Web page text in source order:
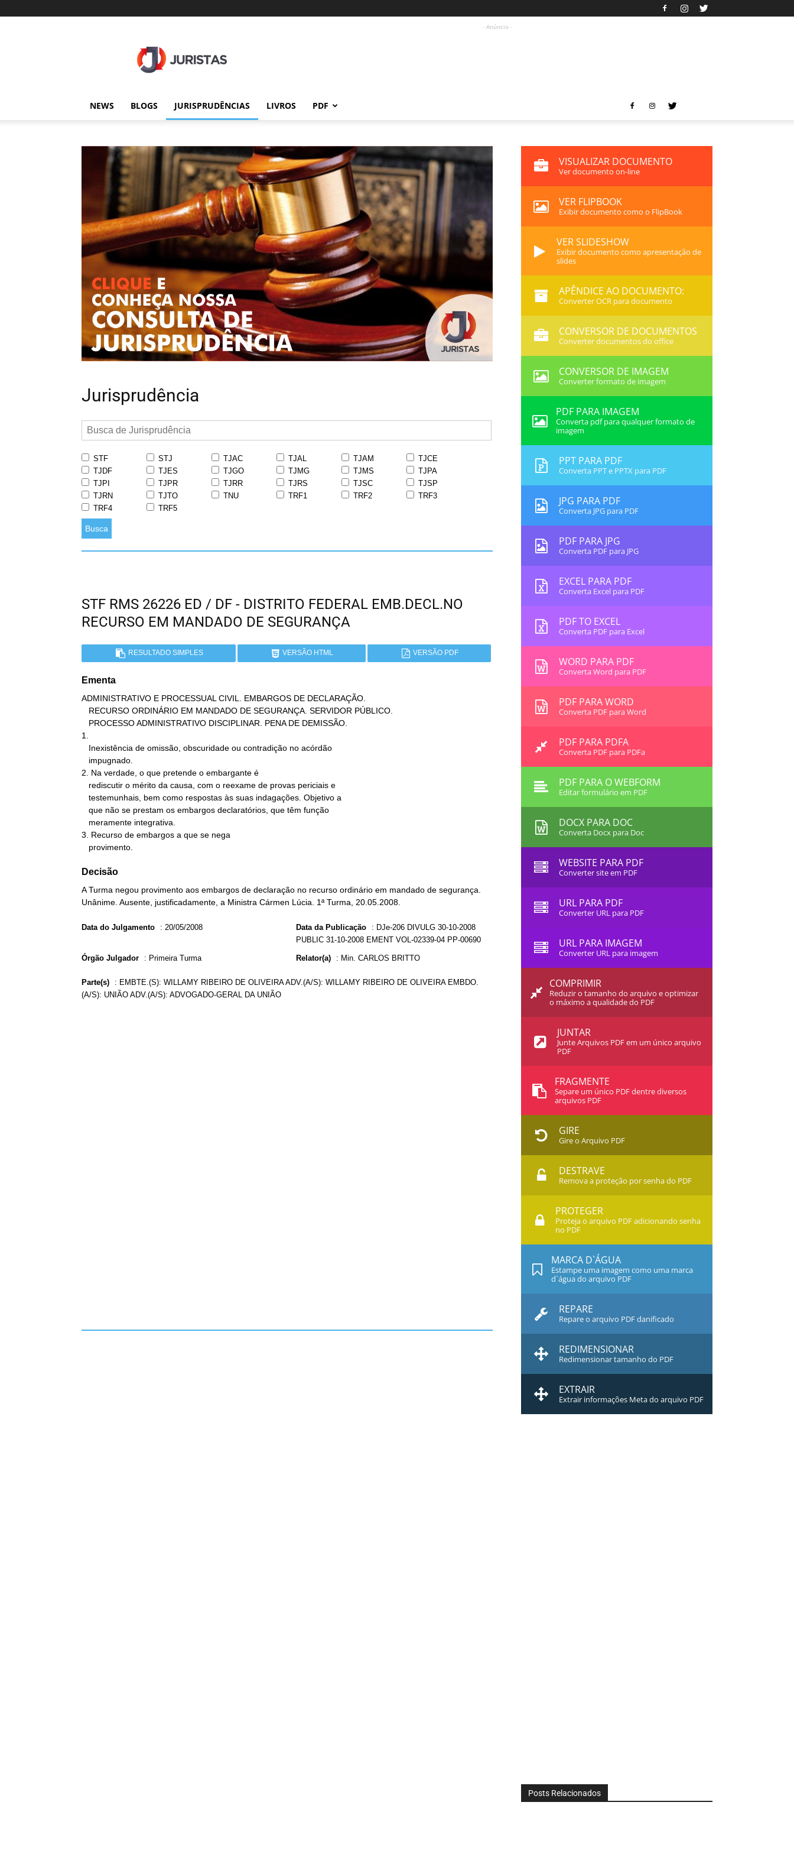
- Anúncio -
NEWS BLOGS JURISPRUDÊNCIAS LIVROS PDF
Jurisprudência
STF STJ TJAC TJAL TJAM
TJCE
TJDF
TJES TJGO TJMG TJMS
TJPA
TJPI
TJPR TJRR TJRS TJSC
TJSP
TJRN
TJTO TNU TRF1 TRF2
TRF3
TRF4
TRF5
Busca
STF RMS 26226 ED / DF - DISTRITO FEDERAL EMB.DECL.NO
RECURSO EM MANDADO DE SEGURANÇA
RESULTADO SIMPLES VERSÃO HTML VERSÃO PDF
Ementa
ADMINISTRATIVO E PROCESSUAL CIVIL. EMBARGOS DE DECLARAÇÃO.
1.
2. Na verdade, o que pretende o embargante é
3. Recurso de embargos a que se nega
   provimento.
Decisão
A Turma negou provimento aos embargos de declaração no recurso ordinário em mandado de segurança.
Unânime. Ausente, justificadamente, a Ministra Cármen Lúcia. 1ª Turma, 20.05.2008.
Data do Julgamento : 20/05/2008 Data da Publicação : DJe-206 DIVULG 30-10-2008
PUBLIC 31-10-2008 EMENT VOL-02339-04 PP-00690
Órgão Julgador : Primeira Turma Relator(a) : Min. CARLOS BRITTO
Parte(s) : EMBTE.(S): WILLAMY RIBEIRO DE OLIVEIRA ADV.(A/S): WILLAMY RIBEIRO DE OLIVEIRA EMBDO.
(A/S): UNIÃO ADV.(A/S): ADVOGADO-GERAL DA UNIÃO
VISUALIZAR DOCUMENTO
Ver documento on-line
VER FLIPBOOK
Exibir documento como o FlipBook
VER SLIDESHOW
Exibir documento como apresentação de
slides
APÊNDICE AO DOCUMENTO:
Converter OCR para documento
CONVERSOR DE DOCUMENTOS
Converter documentos do office
CONVERSOR DE IMAGEM
Converter formato de imagem
PDF PARA IMAGEM
Converta pdf para qualquer formato de
imagem
PPT PARA PDF
Converta PPT e PPTX para PDF
JPG PARA PDF
Converta JPG para PDF
PDF PARA JPG
Converta PDF para JPG
EXCEL PARA PDF
Converta Excel para PDF
PDF TO EXCEL
Converta PDF para Excel
WORD PARA PDF
Converta Word para PDF
PDF PARA WORD
Converta PDF para Word
PDF PARA PDFA
Converta PDF para PDFa
PDF PARA O WEBFORM
Editar formulário em PDF
DOCX PARA DOC
Converta Docx para Doc
WEBSITE PARA PDF
Converter site em PDF
URL PARA PDF
Converter URL para PDF
URL PARA IMAGEM
Converter URL para imagem
COMPRIMIR
Reduzir o tamanho do arquivo e optimizar
o máximo a qualidade do PDF
JUNTAR
Junte Arquivos PDF em um único arquivo
PDF
FRAGMENTE
Separe um único PDF dentre diversos
arquivos PDF
GIRE
Gire o Arquivo PDF
DESTRAVE
Remova a proteção por senha do PDF
PROTEGER
Proteja o arquivo PDF adicionando senha
no PDF
MARCA D`ÁGUA
Estampe uma imagem como uma marca
d`água do arquivo PDF
REPARE
Repare o arquivo PDF danificado
REDIMENSIONAR
Redimensionar tamanho do PDF
EXTRAIR
Extrair informações Meta do arquivo PDF
Posts Relacionados